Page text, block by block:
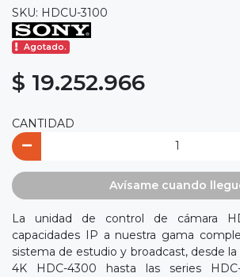
SKU: HDCU-3100
Agotado.
$ 19.252.966
CANTIDAD
Avísame cuando
La unidad de control de cámara
capacidades IP a nuestra gama
sistema de estudio y broadcast, desde
4K HDC-4300 hasta las series